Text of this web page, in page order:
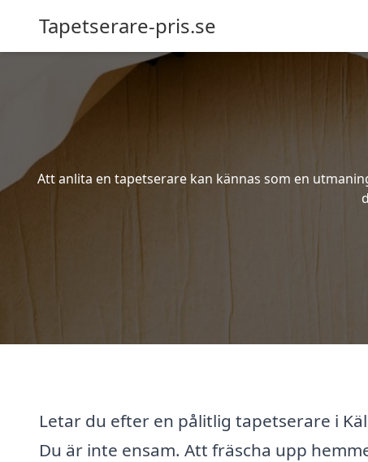
Tapetserare-pris.se
Att anlita en tapetserare kan kännas som en
Letar du efter en pålitlig tapetserare i
Du är inte ensam. Att fräscha upp